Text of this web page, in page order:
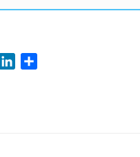
TelegramLinkedIn